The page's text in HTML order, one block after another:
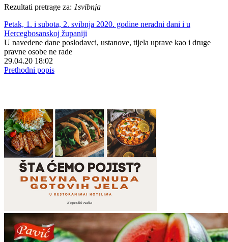
Rezultati pretrage za: 1svibnja
Petak, 1. i subota, 2. svibnja 2020. godine neradni dani i u
Hercegbosanskoj županiji
U navedene dane poslodavci, ustanove, tijela uprave kao i druge
pravne osobe ne rade
29.04.20 18:02
Prethodni popis